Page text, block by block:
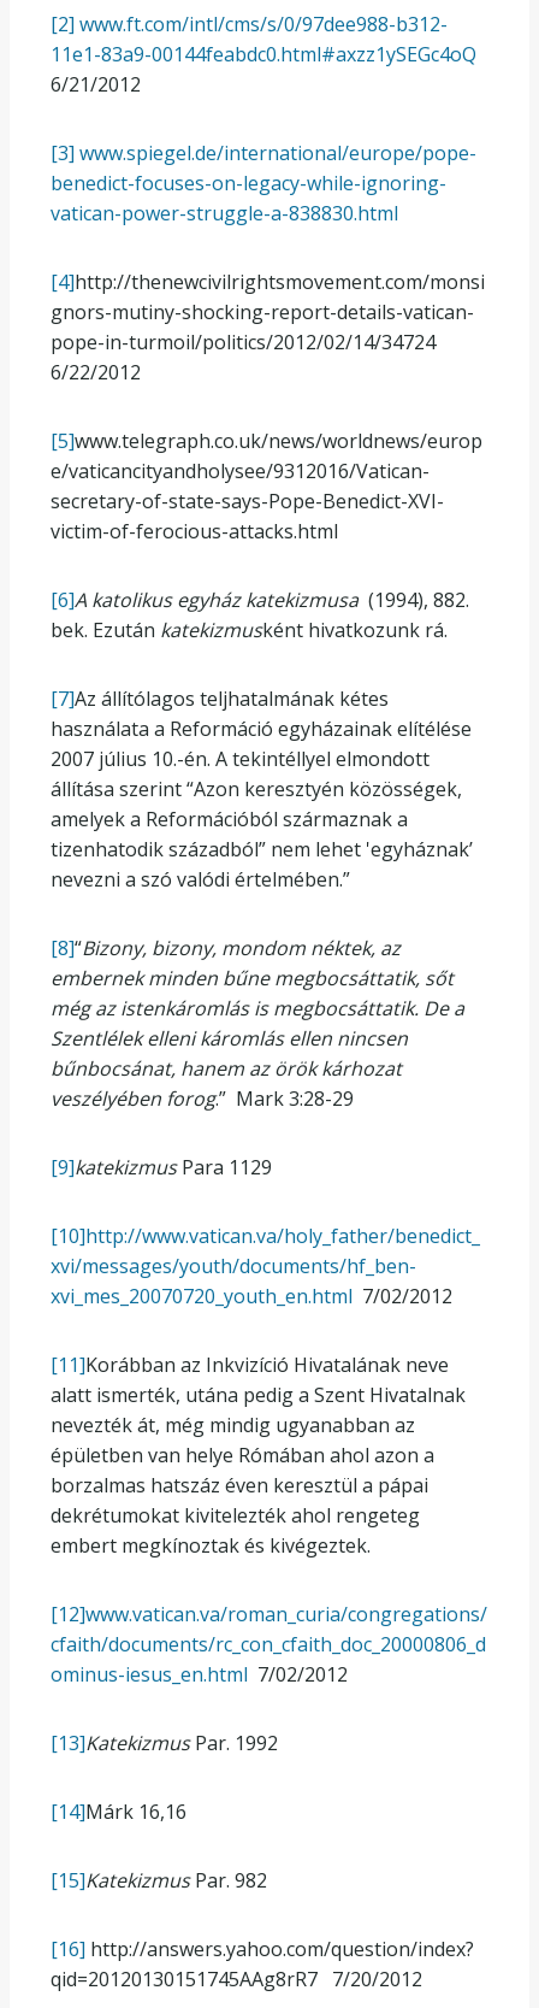
[2] www.ft.com/intl/cms/s/0/97dee988-b312-
11e1-83a9-00144feabdc0.html#axzz1ySEGc4oQ
6/21/2012
[3] www.spiegel.de/international/europe/pope-
benedict-focuses-on-legacy-while-ignoring-
vatican-power-struggle-a-838830.html
[4]http://thenewcivilrightsmovement.com/monsi
gnors-mutiny-shocking-report-details-vatican-
pope-in-turmoil/politics/2012/02/14/34724
6/22/2012
[5]www.telegraph.co.uk/news/worldnews/europ
e/vaticancityandholysee/9312016/Vatican-
secretary-of-state-says-Pope-Benedict-XVI-
victim-of-ferocious-attacks.html
[6]A katolikus egyház katekizmusa(1994), 882.
bek. Ezután katekizmusként hivatkozunk rá.
[7]Az állítólagos teljhatalmának kétes
használata a Reformáció egyházainak elítélése
2007 július 10.-én. A tekintéllyel elmondott
állítása szerint “Azon keresztyén közösségek,
amelyek a Reformációból származnak a
tizenhatodik századból” nem lehet 'egyháznak’
nevezni a szó valódi értelmében.”
[8]“Bizony, bizony, mondom néktek, az
embernek minden bűne megbocsáttatik, sőt
még az istenkáromlás is megbocsáttatik. De a
Szentlélek elleni káromlás ellen nincsen
bűnbocsánat, hanem az örök kárhozat
veszélyében forog.” Mark 3:28-29
[9]katekizmusPara 1129
[10]http://www.vatican.va/holy_father/benedict_
xvi/messages/youth/documents/hf_ben-
xvi_mes_20070720_youth_en.html 7/02/2012
[11]Korábban az Inkvizíció Hivatalának neve
alatt ismerték, utána pedig a Szent Hivatalnak
nevezték át, még mindig ugyanabban az
épületben van helye Rómában ahol azon a
borzalmas hatszáz éven keresztül a pápai
dekrétumokat kivitelezték ahol rengeteg
embert megkínoztak és kivégeztek.
[12]www.vatican.va/roman_curia/congregations/
cfaith/documents/rc_con_cfaith_doc_20000806_d
ominus-iesus_en.html 7/02/2012
[13]KatekizmusPar. 1992
[14]Márk 16,16
[15]KatekizmusPar. 982
[16] http://answers.yahoo.com/question/index?
qid=20120130151745AAg8rR7 7/20/2012